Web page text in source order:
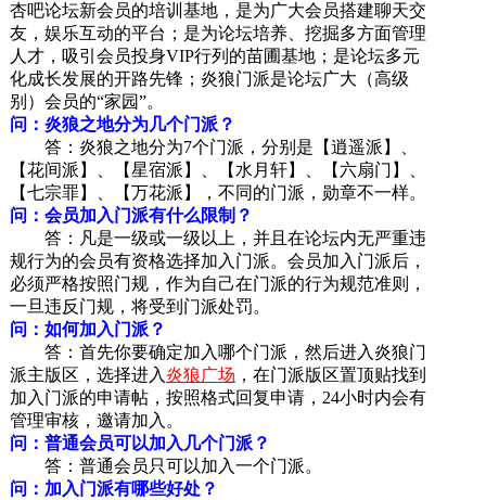
杏吧论坛新会员的培训基地，是为广大会员搭建聊天交
友，娱乐互动的平台；是为论坛培养、挖掘多方面管理
人才，吸引会员投身VIP行列的苗圃基地；是论坛多元
化成长发展的开路先锋；炎狼门派是论坛广大（高级
别）会员的“家园”。
问：炎狼之地分为几个门派？
答：炎狼之地分为7个门派，分别是【逍遥派】、
【花间派】、【星宿派】、【水月轩】、【六扇门】、
【七宗罪】、【万花派】，不同的门派，勋章不一样。
问：会员加入门派有什么限制？
答：凡是一级或一级以上，并且在论坛内无严重违
规行为的会员有资格选择加入门派。会员加入门派后，
必须严格按照门规，作为自己在门派的行为规范准则，
一旦违反门规，将受到门派处罚。
问：如何加入门派？
答：首先你要确定加入哪个门派，然后进入炎狼门
派主版区，选择进入炎狼广场 ，在门派版区置顶贴找到
加入门派的申请帖，按照格式回复申请，24小时内会有
管理审核，邀请加入。
问：普通会员可以加入几个门派？
答：普通会员只可以加入一个门派。
问：加入门派有哪些好处？